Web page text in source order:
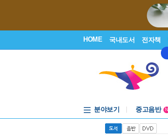
HOME 국내도서 전자책
분야보기
1천원부터
중고음반
N